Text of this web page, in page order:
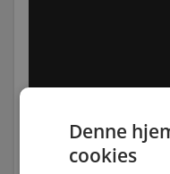
vidovre var i dag taget
for at rette op, på de
Denne
cookies